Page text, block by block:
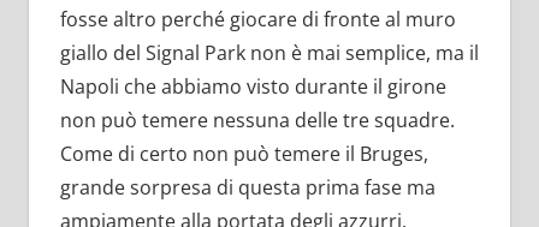
fosse altro perché giocare di fronte al muro
giallo del Signal Park non è mai semplice, ma il
Napoli che abbiamo visto durante il girone
non può temere nessuna delle tre squadre.
Come di certo non può temere il Bruges,
grande sorpresa di questa prima fase ma
ampiamente alla portata degli azzurri.